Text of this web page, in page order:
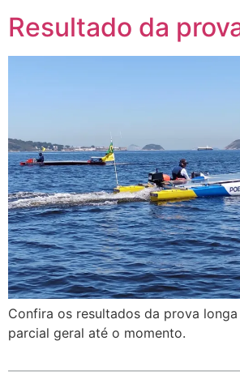
Resultado da
Confira os resultados da prova
parcial geral até o momento.